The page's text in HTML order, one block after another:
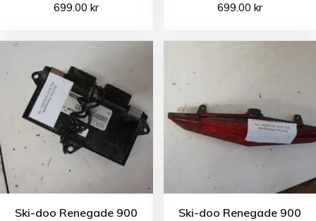
699.00kr 699.00 kr
Ski-doo Renegade 900
Ski-doo Renegade 900